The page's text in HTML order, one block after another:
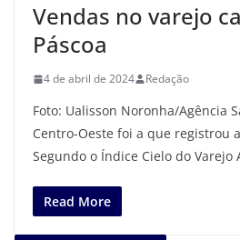
Vendas no varejo
Páscoa
4 de abril de 2024 Redação
Foto: Ualisson Noronha/Agência
Centro-Oeste foi a que registrou
Segundo o Índice Cielo do Varejo
Read More